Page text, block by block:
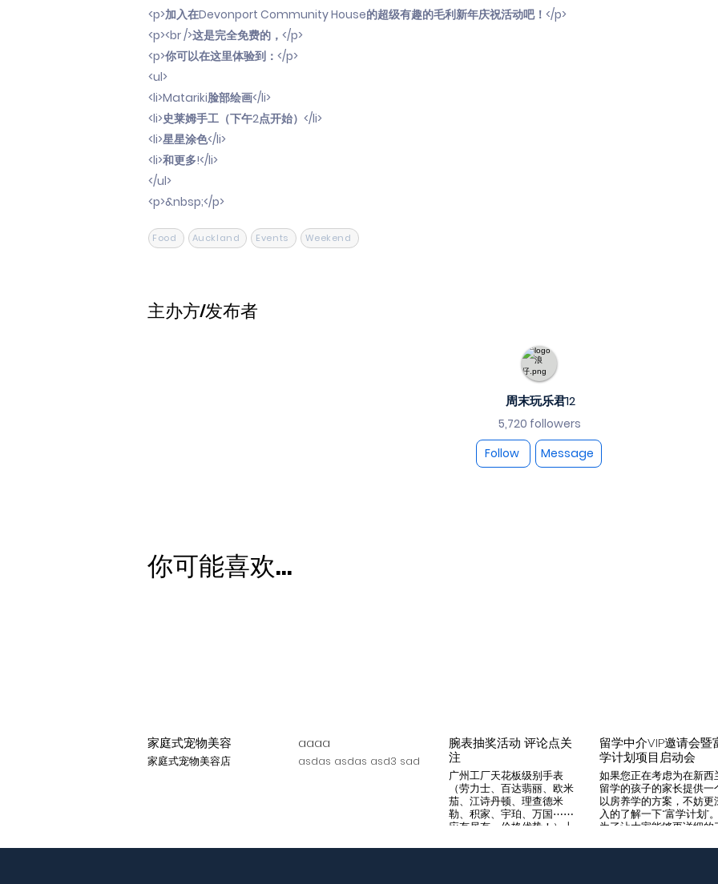
<p>加入在Devonport Community House的超级有趣的毛利新年庆祝活动吧！</p>
<p><br />这是完全免费的，</p>
<p>你可以在这里体验到：</p>
<ul>
<li>Matariki脸部绘画</li>
<li>史莱姆手工（下午2点开始）</li>
<li>星星涂色</li>
<li>和更多!</li>
</ul>
<p>&nbsp;</p>
Food Auckland Events Weekend
主办方/发布者
周末玩乐君12
5,720 followers
Follow
Message
你可能喜欢...
家庭式宠物美容
家庭式宠物美容店
aaaa
asdas asdas asd3 sad
腕表抽奖活动 评论点关
注
广州工厂天花板级别手表
（劳力士、百达翡丽、欧米
茄、江诗丹顿、理查德米
勒、积家、宇珀、万国⋯⋯
应有尽有，价格优势！）十
旨，支持平台交易，货到付
留学中介VIP邀请会暨
学计划项目启动会
如果您正在考虑为在新西
留学的孩子的家长提供一
以房养学的方案，不妨更
入的了解一下“富学计划”。
为了让大家能够更详细的
月14日举办一次针对留学